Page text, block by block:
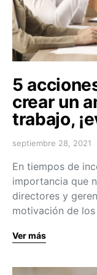
5
crear un
trabajo,
septiembre 28, 2021
En tiempos de
importancia que
directores y
motivación de
Ver más